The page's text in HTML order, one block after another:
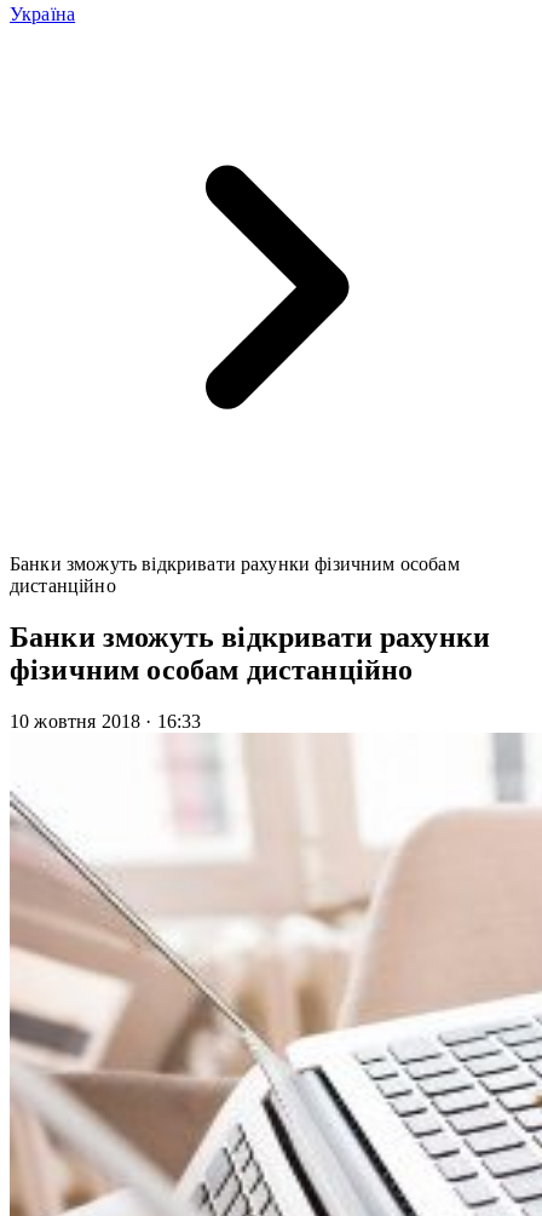
Україна
Банки зможуть відкривати рахунки фізичним особам
дистанційно
Банки зможуть відкривати рахунки
фізичним особам дистанційно
10 жовтня 2018 · 16:33